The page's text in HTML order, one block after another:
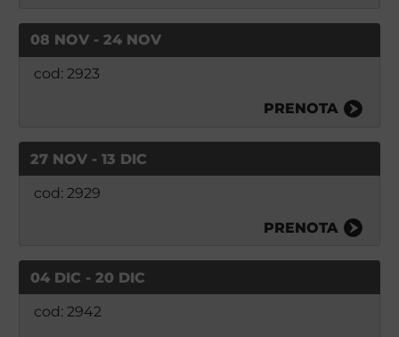
08 NOV - 24 NOV
cod: 2923
PRENOTA
27 NOV - 13 DIC
cod: 2929
PRENOTA
04 DIC - 20 DIC
cod: 2942